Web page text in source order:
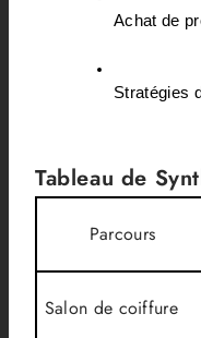
Achat de
Stratégies
Tableau de
Parcours
Salon de coiffure